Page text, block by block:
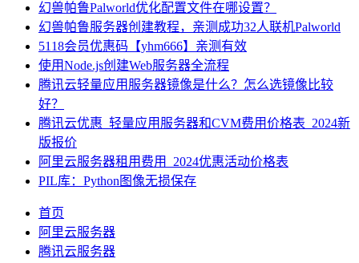
幻兽帕鲁Palworld优化配置文件在哪设置？
幻兽帕鲁服务器创建教程，亲测成功32人联机Palworld
5118会员优惠码【yhm666】亲测有效
使用Node.js创建Web服务器全流程
腾讯云轻量应用服务器镜像是什么？怎么选镜像比较
好？
腾讯云优惠_轻量应用服务器和CVM费用价格表_2024新
版报价
阿里云服务器租用费用_2024优惠活动价格表
PIL库：Python图像无损保存
首页
阿里云服务器
腾讯云服务器